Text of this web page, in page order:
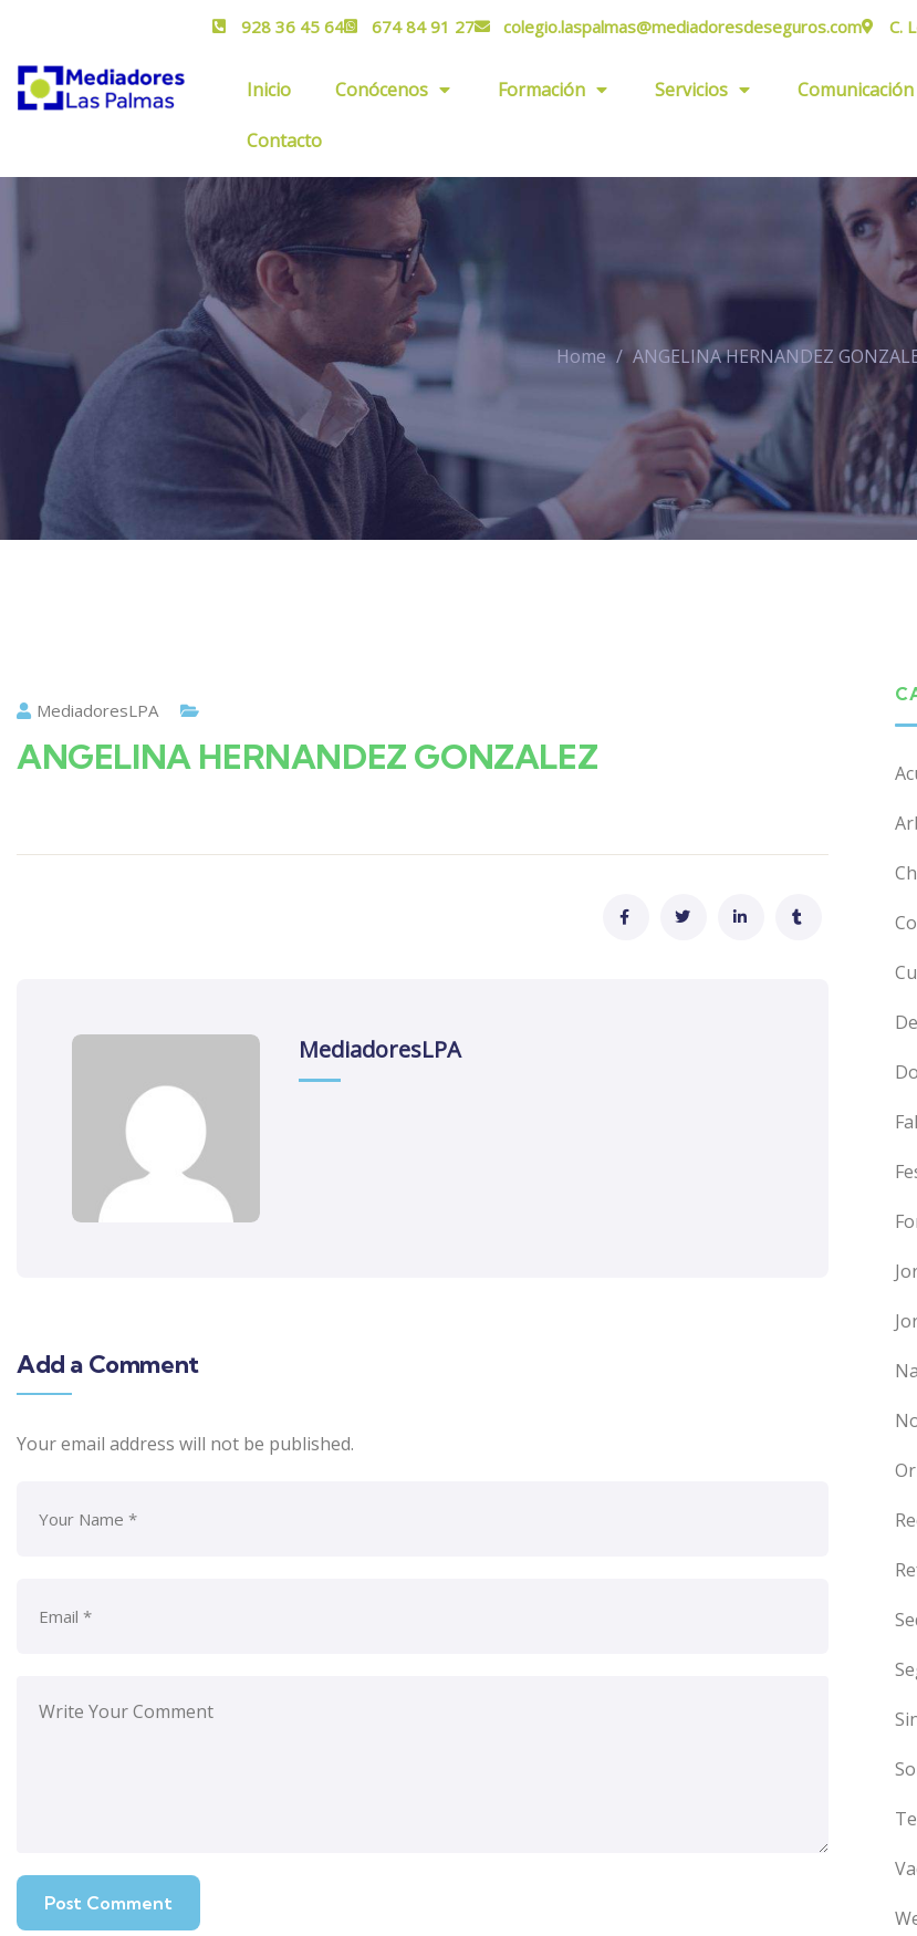
928 36 45 64 674 84 91 27 colegio.laspalmas@mediadoresdeseguros.com C.
Inicio Conócenos Formación Servicios Comunicación
Contacto
Home ANGELINA HERNANDEZ
MediadoresLPA
ANGELINA HERNANDEZ GONZALEZ
MediadoresLPA
Add a Comment
Your email address will not be published.